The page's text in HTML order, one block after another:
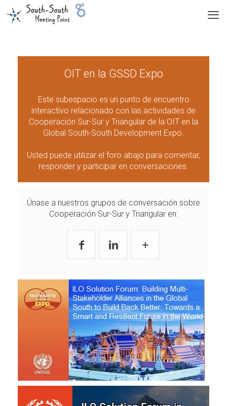
OIT en la GSSD Expo
Este subespacio es un punto de encuentro
interactivo relacionado con las actividades de
Cooperación Sur-Sur y Triangular de la OIT en la
Global South-South Development Expo.
Usted puede utilizar el foro abajo para comentar,
responder y participar en conversaciones.
Únase a nuestros grupos de conversación sobre
Cooperación Sur-Sur y Triangular en: